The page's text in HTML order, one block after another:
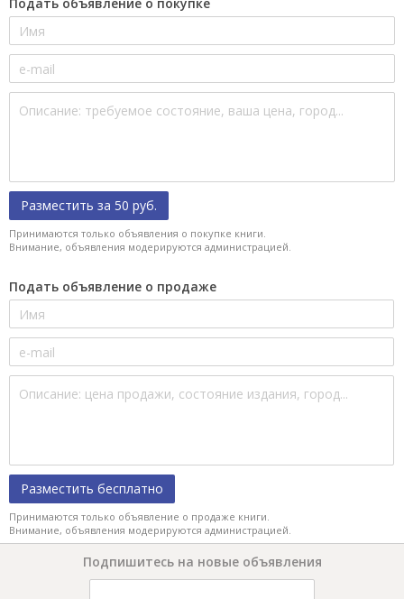
Подать объявление о покупке
Разместить за 50 руб.
Принимаются только объявления о покупке книги.
Внимание, объявления модерируются администрацией.
Подать объявление о продаже
Разместить бесплатно
Принимаются только объявление о продаже книги.
Внимание, объявления модерируются администрацией.
Подпишитесь на новые объявления